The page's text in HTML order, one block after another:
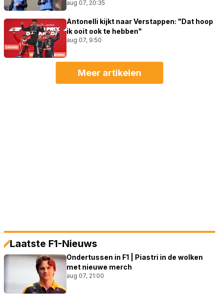
aug 07, 20:35
Antonelli kijkt naar Verstappen: "Dat hoop
ik ooit ook te hebben"
aug 07, 9:50
Meer artikelen
Laatste F1-Nieuws
Ondertussen in F1 | Piastri in de wolken
met nieuwe merch
aug 07, 21:00